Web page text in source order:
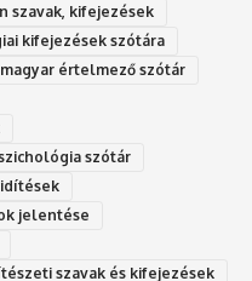
szavak, kifejezések
kifejezések szótára
értelmező szótár
Ps‮gólohciz‬ia s‮átóz‬r
jelentése
szavak és kifejezések